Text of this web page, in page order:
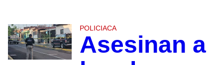
POLICIACA
Asesinan a